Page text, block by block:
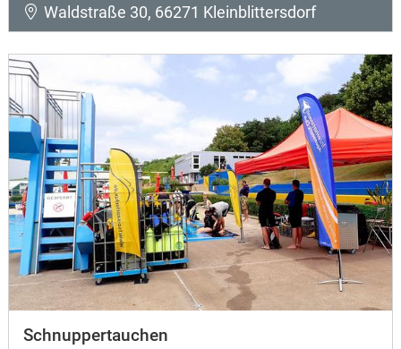
Waldstraße 30, 66271 Kleinblittersdorf
Schnuppertauchen